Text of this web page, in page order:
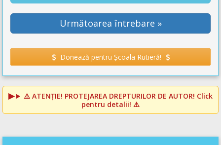
Următoarea întrebare »
Donează pentru Școala Rutieră!
⚠️ ATENȚIE! PROTEJAREA DREPTURILOR DE AUTOR! Click
pentru detalii! ⚠️